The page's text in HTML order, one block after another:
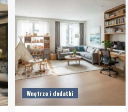
Wnętrze i dodatki